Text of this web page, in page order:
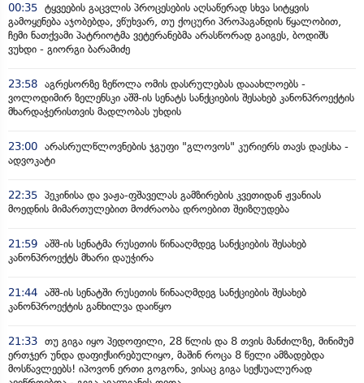
00:35 ტყვეების გაცვლის პროცესების აღსაწერად სხვა სიტყვის
გამოყენება აჯობებდა, ვწუხვარ, თუ ქოცური პროპაგანდის წყალობით,
ჩემი ნათქვამი პატრიოტმა ვეტერანებმა არასწორად გაიგეს, ბოდიშს
ვუხდი - გიორგი ბარამიძე
23:58 აგრესორზე ზეწოლა ომის დასრულებას დააახლოებს -
ვოლოდიმირ ზელენსკი აშშ-ის სენატს სანქციების შესახებ კანონპროექტის
მხარდაჭერისთვის მადლობას უხდის
23:00 არასრულწლოვნების ჯგუფი "გლოვოს" კურიერს თავს დაესხა -
ადვოკატი
22:35 პეკინისა და ვაჟა-ფშაველას გამზირების კვეთიდან ჟვანიას
მოედნის მიმართულებით მოძრაობა დროებით შეიზღუდება
21:59 აშშ-ის სენატმა რუსეთის წინააღმდეგ სანქციების შესახებ
კანონპროექტს მხარი დაუჭირა
21:44 აშშ-ის სენატში რუსეთის წინააღმდეგ სანქციების შესახებ
კანონპროექტის განხილვა დაიწყო
21:33 თუ გიგა იყო პედოფილი, 28 წლის და 8 თვის მანძილზე, მინიმუმ
ერთჯერ უნდა დაფიქსირებულიყო, მაშინ როცა 8 წელი ამზადებდა
მოსწავლეებს! იპოვონ ერთი გოგონა, ვისაც გიგა სექსუალურად